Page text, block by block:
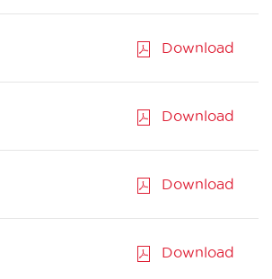
Download
Download
Download
Download